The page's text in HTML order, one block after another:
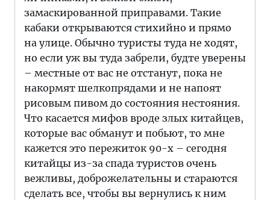
замаскированной приправами. Такие
кабаки открываются стихийно и прямо
на улице. Обычно туристы туда не ходят,
но если уж вы туда забрели, будте уверены
– местные от вас не отстанут, пока не
накормят шелкопрядами и не напоят
рисовым пивом до состояния нестояния.
Что касается мифов вроде злых китайцев,
которые вас обманут и побьют, то мне
кажется это пережиток 90-х – сегодня
китайцы из-за спада туристов очень
вежливы, доброжелательны и стараются
сделать все, чтобы вы вернулись к ним